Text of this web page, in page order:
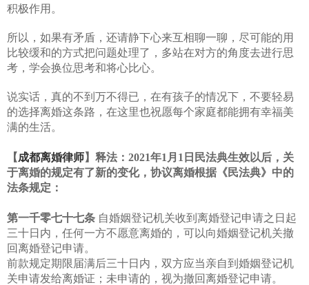
积极作用。
所以，如果有矛盾，还请静下心来互相聊一聊，尽可能的用
比较缓和的方式把问题处理了，多站在对方的角度去进行思
考，学会换位思考和将心比心。
说实话，真的不到万不得已，在有孩子的情况下，不要轻易
的选择离婚这条路，在这里也祝愿每个家庭都能拥有幸福美
满的生活。
【成都离婚律师】释法：2021年1月1日民法典生效以后，关
于离婚的规定有了新的变化，协议离婚根据 《民法典》中的
法条规定：
第一千零七十七条 自婚姻登记机关收到离婚登记申请之日起
三十日内，任何一方不愿意离婚的，可以向婚姻登记机关撤
回离婚登记申请。
前款规定期限届满后三十日内，双方应当亲自到婚姻登记机
关申请发给离婚证；未申请的，视为撤回离婚登记申请。